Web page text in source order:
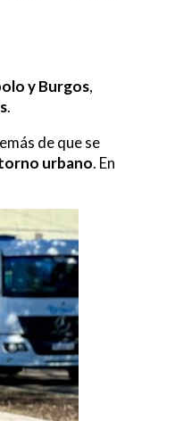
y Burgos,
.
de que se
urbano. En